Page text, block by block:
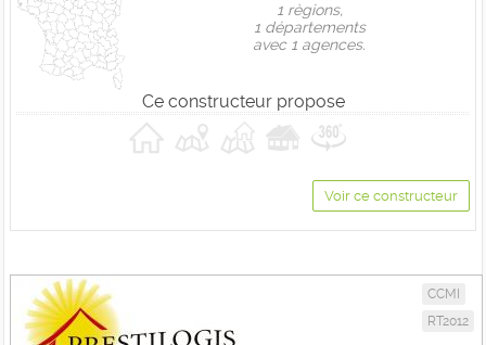
1 règions,
1 départements
avec 1 agences.
Ce constructeur propose
Voir ce constructeur
CCMI
RT2012